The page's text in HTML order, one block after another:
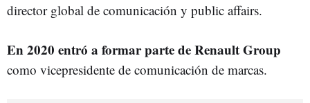
director global de comunicación y public affairs.
En2020 entró a formar parte de Renault Group
como vicepresidente de comunicación de marcas.